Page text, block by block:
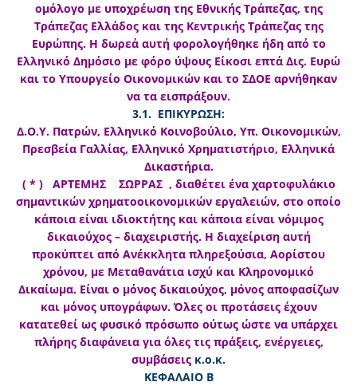
ομόλογο με υποχρέωση της Εθνικής Τράπεζας, της
Τράπεζας Ελλάδος και της Κεντρικής Τράπεζας της
Ευρώπης. Η δωρεά αυτή φορολογήθηκε ήδη από το
Ελληνικό Δημόσιο με φόρο ύψους Είκοσι επτά Δις. Ευρώ
και το Υπουργείο Οικονομικών και το ΣΔΟΕ αρνήθηκαν
να τα εισπράξουν.
3.1. ΕΠΙΚΥΡΩΣΗ:
Δ.Ο.Υ. Πατρών, Ελληνικό Κοινοβούλιο, Υπ. Οικονομικών,
Πρεσβεία Γαλλίας, Ελληνικό Χρηματιστήριο, Ελληνικά
Δικαστήρια.
( * ) ΑΡΤΕΜΗΣ ΣΩΡΡΑΣ , διαθέτει ένα χαρτοφυλάκιο
σημαντικών χρηματοοικονομικών εργαλειών, στο οποίο
κάποια είναι ιδιοκτήτης και κάποια είναι νόμιμος
δικαιούχος – διαχειριστής. Η διαχείριση αυτή
προκύπτει από Ανέκκλητα πληρεξούσια, Αορίστου
χρόνου, με Μεταθανάτια ισχύ και Κληρονομικό
Δικαίωμα. Είναι ο μόνος δικαιούχος, μόνος αποφασίζων
και μόνος υπογράφων. Όλες οι προτάσεις έχουν
κατατεθεί ως φυσικό πρόσωπο ούτως ώστε να υπάρχει
πλήρης διαφάνεια για όλες τις πράξεις, ενέργειες,
συμβάσεις κ.ο.κ.
ΚΕΦΑΛΑΙΟ Β